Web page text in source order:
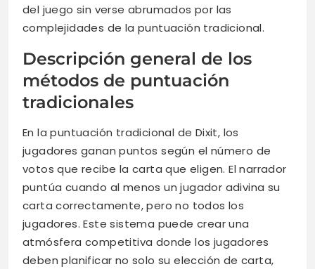
del juego sin verse abrumados por las
complejidades de la puntuación tradicional.
Descripción general de los
métodos de puntuación
tradicionales
En la puntuación tradicional de Dixit, los
jugadores ganan puntos según el número de
votos que recibe la carta que eligen. El narrador
puntúa cuando al menos un jugador adivina su
carta correctamente, pero no todos los
jugadores. Este sistema puede crear una
atmósfera competitiva donde los jugadores
deben planificar no solo su elección de carta,